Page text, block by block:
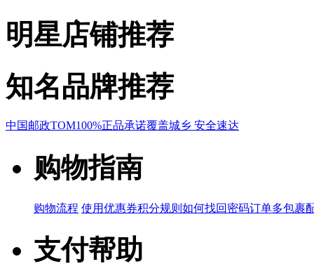
明星店铺推荐
知名品牌推荐
中国邮政TOM100%正品承诺覆盖城乡 安全速达
购物指南
购物流程 使用优惠券积分规则 如何找回密码订单多包裹
支付帮助